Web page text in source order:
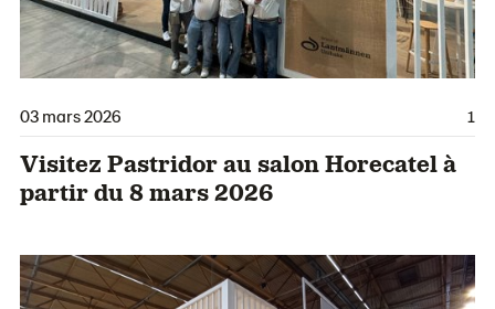
03 mars 2026 1
Visitez Pastridor au salon Horecatel à
partir du 8 mars 2026